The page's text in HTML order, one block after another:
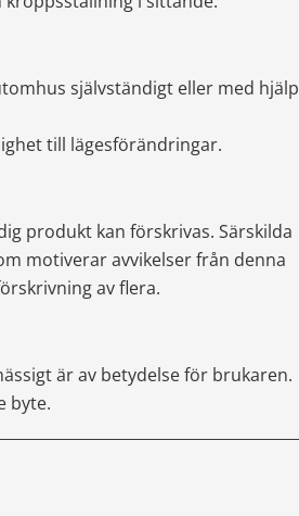
självständigt eller med hjälp
till lägesförändringar.
produkt kan förskrivas. Särskilda
motiverar avvikelser från denna
av flera.
är av betydelse för brukaren.
byte.